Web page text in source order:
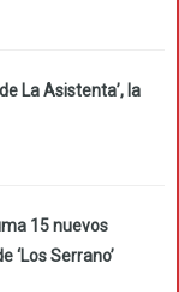
La Asistenta’, la
15 nuevos
‘Los Serrano’